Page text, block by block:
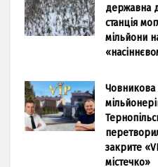
державна
станція
мільйони
Човникова
закрите
містечко»